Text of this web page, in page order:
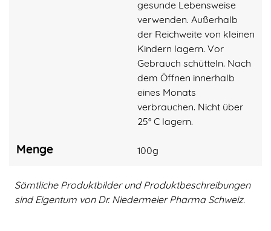
gesunde Lebensweise
verwenden. Außerhalb
der Reichweite von kleinen
Kindern lagern. Vor
Gebrauch schütteln. Nach
dem Öffnen innerhalb
eines Monats
verbrauchen. Nicht über
25° C lagern.
Menge 100g
Sämtliche Produktbilder und Produktbeschreibungen
sind Eigentum von Dr. Niedermeier Pharma Schweiz.